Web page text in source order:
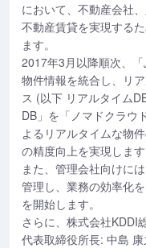
において、不動産会社
不動産賃貸を実現する
ます。
2017年3月以降順次、
物件情報を統合し、リ
ス (以下 リアルタイム
DB」を「ノマドクラウ
よるリアルタイムな物
の精度向上を実現します
また、管理会社向けに
管理し、業務の効率化
を開始します。
さらに、株式会社KDDI
代表取締役所長: 中島